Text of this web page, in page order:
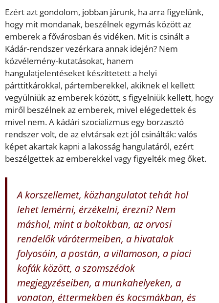
Ezért azt gondolom, jobban járunk, ha arra figyelünk,
hogy mit mondanak, beszélnek egymás között az
emberek a fővárosban és vidéken. Mit is csinált a
Kádár-rendszer vezérkara annak idején? Nem
közvélemény-kutatásokat, hanem
hangulatjelentéseket készíttetett a helyi
párttitkárokkal, pártemberekkel, akiknek el kellett
vegyülniük az emberek között, s figyelniük kellett, hogy
miről beszélnek az emberek, mivel elégedettek és
mivel nem. A kádári szocializmus egy borzasztó
rendszer volt, de az elvtársak ezt jól csinálták: valós
képet akartak kapni a lakosság hangulatáról, ezért
beszélgettek az emberekkel vagy figyelték meg őket.
A korszellemet, közhangulatot tehát hol
lehet lemérni, érzékelni, érezni? Nem
máshol, mint a boltokban, az orvosi
rendelők várótermeiben, a hivatalok
folyosóin, a postán, a villamoson, a piaci
kofák között, a szomszédok
megjegyzéseiben, a munkahelyeken, a
vonaton, éttermekben és kocsmákban, és